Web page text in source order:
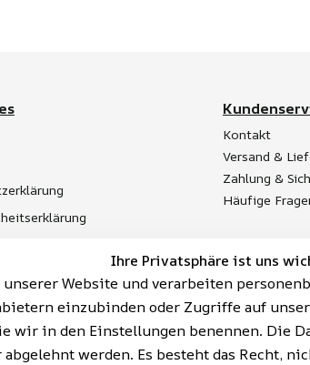
Ihre Privatsphäre ist uns
Website und verarbeiten
einzubinden oder Zugriffe auf
wir in den Einstellungen benennen.
werden. Es besteht das Recht,
Kontakt
Versand &
Zahlung &
Häufige